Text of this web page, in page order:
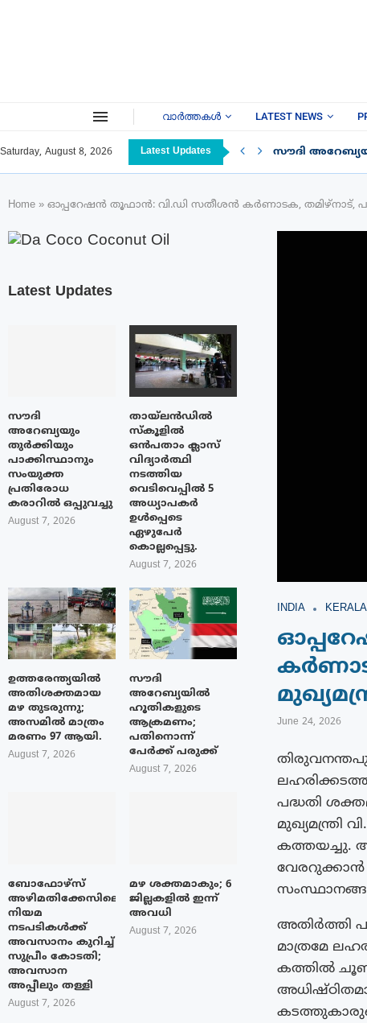
വാർത്തകൾ LATEST NEWS
Saturday, August 8, 2026 Latest Updates സൗദി
Home » ഓപ്പറേഷൻ തൂഫാൻ: വി.ഡി സതീശൻ കർണാടക, തമിഴ്‌നാട്,
INDIA KERALA
June 24, 2026
പദ്ധതി
മുഖ്യമന്ത്രി
കത്തയച്ചു.
വേരറുക്കാൻ
അതിർത്തി
മാത്രമേ
കത്തിൽ
Latest Updates
സൗദി
അറേബ്യയും
തുർക്കിയും
പാക്കിസ്ഥാനും
സംയുക്ത
പ്രതിരോധ
കരാറിൽ ഒപ്പുവച്ചു
August 7, 2026
തായ്‌ലൻഡിൽ
സ്കൂളിൽ
ഒൻപതാം ക്ലാസ്
വിദ്യാർത്ഥി
നടത്തിയ
വെടിവെപ്പിൽ 5
അധ്യാപകർ
ഉൾപ്പെടെ
ഏഴുപേർ
കൊല്ലപ്പെട്ടു.
August 7, 2026
ഉത്തരേന്ത്യയിൽ
അതിശക്തമായ
മഴ തുടരുന്നു;
അസമിൽ മാത്രം
മരണം 97 ആയി.
August 7, 2026
സൗദി
അറേബ്യയിൽ
ഹൂതികളുടെ
ആക്രമണം;
പതിനൊന്ന്
പേർക്ക് പരുക്ക്
August 7, 2026
ബോഫോഴ്‌സ്
അഴിമതിക്കേസിലെ
നിയമ
നടപടികൾക്ക്
അവസാനം കുറിച്ച്
സുപ്രീം കോടതി;
അവസാന
അപ്പീലും തള്ളി
August 7, 2026
മഴ ശക്തമാകും; 6
ജില്ലകളിൽ ഇന്ന്
അവധി
August 7, 2026